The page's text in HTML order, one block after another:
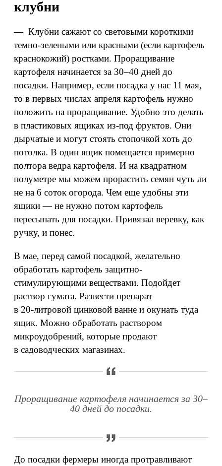
клубни
— Клубни сажают со световыми короткими
темно-зелеными или красными (если картофель
краснокожий) ростками. Проращивание
картофеля начинается за 30–40 дней до
посадки. Например, если посадка у нас 11 мая,
то в первых числах апреля картофель нужно
положить на проращивание. Удобно это делать
в пластиковых ящиках из‑под фруктов. Они
дырчатые и могут стоять стопочкой хоть до
потолка. В один ящик помещается примерно
полтора ведра картофеля. И на квадратном
полуметре мы можем прорастить семян чуть ли
не на 6 соток огорода. Чем еще удобны эти
ящики — не нужно потом картофель
пересыпать для посадки. Привязал веревку, как
ручку, и понес.
В мае, перед самой посадкой, желательно
обработать картофель защитно-
стимулирующими веществами. Подойдет
раствор гумата. Развести препарат
в 20‑литровой цинковой ванне и окунать туда
ящик. Можно обработать раствором
микроудобрений, которые продают
в садоводческих магазинах.
Проращивание картофеля начинается за 30–
40 дней до посадки.
До посадки фермеры иногда протравливают